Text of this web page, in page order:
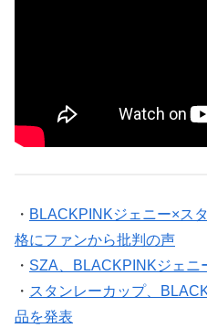
・ BLACKPINKジェニー×ス
格にファンから批判の声
・ SZA、BLACKPINKジェニ
・ スタンレーカップ、
品を発表